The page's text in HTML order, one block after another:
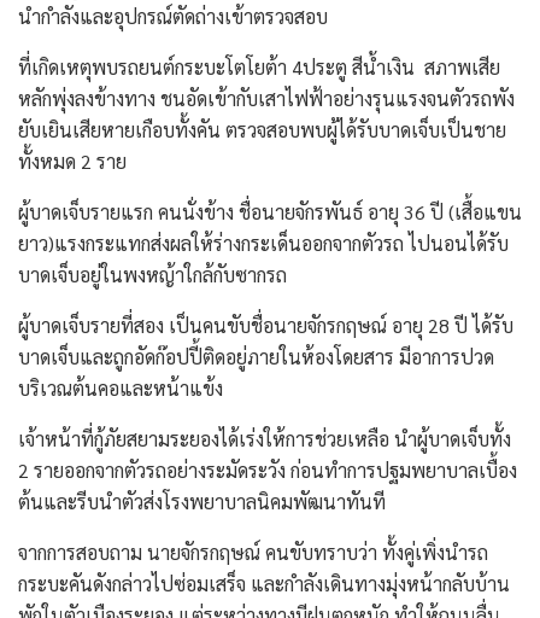
นำกำลังและอุปกรณ์ตัดถ่างเข้าตรวจสอบ
ที่เกิดเหตุพบรถยนต์กระบะโตโยต้า 4ประตู สีน้ำเงิน สภาพเสีย
หลักพุ่งลงข้างทาง ชนอัดเข้ากับเสาไฟฟ้าอย่างรุนแรงจนตัวรถพัง
ยับเยินเสียหายเกือบทั้งคัน ตรวจสอบพบผู้ได้รับบาดเจ็บเป็นชาย
ทั้งหมด 2 ราย
ผู้บาดเจ็บรายแรก คนนั่งข้าง ชื่อนายจักรพันธ์ อายุ 36 ปี (เสื้อแขน
ยาว)แรงกระแทกส่งผลให้ร่างกระเด็นออกจากตัวรถ ไปนอนได้รับ
บาดเจ็บอยู่ในพงหญ้าใกล้กับซากรถ
ผู้บาดเจ็บรายที่สอง เป็นคนขับชื่อนายจักรกฤษณ์ อายุ 28 ปี ได้รับ
บาดเจ็บและถูกอัดก๊อปปี้ติดอยู่ภายในห้องโดยสาร มีอาการปวด
บริเวณต้นคอและหน้าแข้ง
เจ้าหน้าที่กู้ภัยสยามระยองได้เร่งให้การช่วยเหลือ นำผู้บาดเจ็บทั้ง
2 รายออกจากตัวรถอย่างระมัดระวัง ก่อนทำการปฐมพยาบาลเบื้อง
ต้นและรีบนำตัวส่งโรงพยาบาลนิคมพัฒนาทันที
จากการสอบถาม นายจักรกฤษณ์ คนขับทราบว่า ทั้งคู่เพิ่งนำรถ
กระบะคันดังกล่าวไปซ่อมเสร็จ และกำลังเดินทางมุ่งหน้ากลับบ้าน